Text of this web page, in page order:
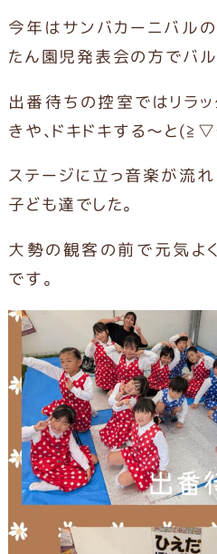
今年はサンバカーニバル
たん園児発表会の方でバル
出番待ちの控室ではリラ
きや、ドキドキする～と
ステージに立っ音楽が流
子ども達でした。
大勢の観客の前で元気よ
です。